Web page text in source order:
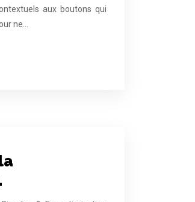
aux boutons qui
ne…